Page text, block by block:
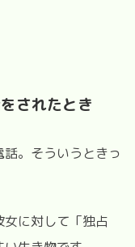
されたとき
。そういうときっ
に対して「独占